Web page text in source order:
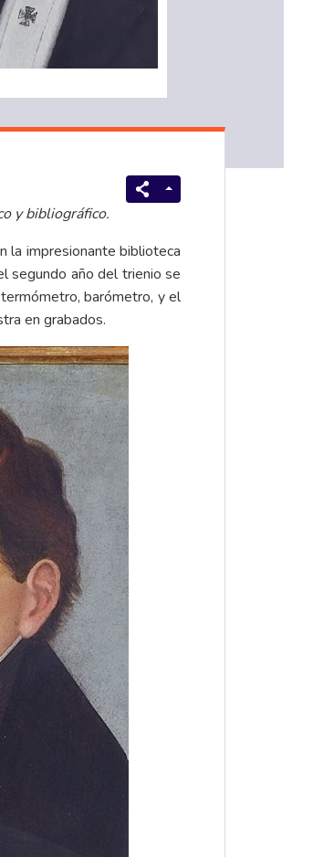
ybibliográfico.
la impresionante biblioteca
segundo año del trienio se
barómetro, y el
en grabados.